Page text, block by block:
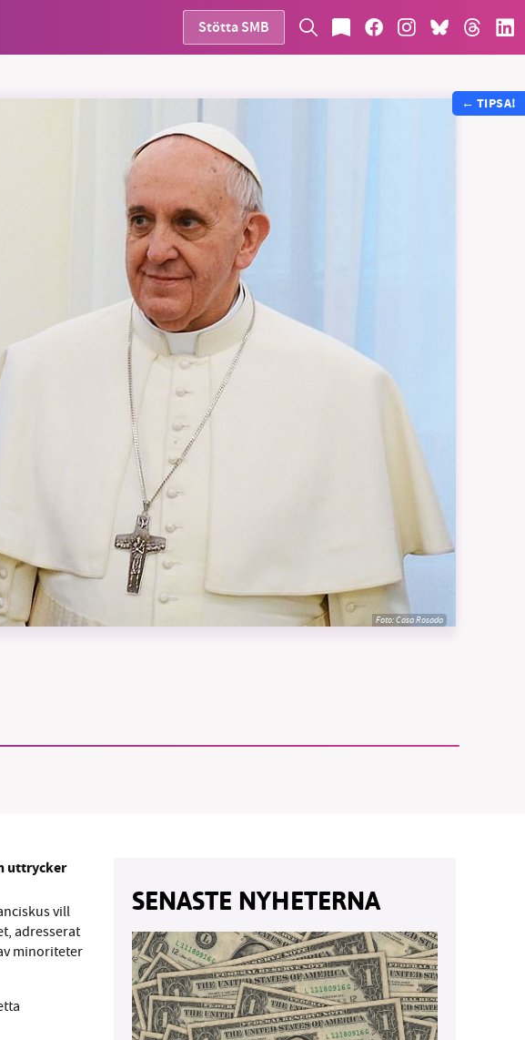
Stötta SMB
Foto:Casa Rosada
uttrycker
vill
adresserat
minoriteter
SENASTE NYHETERNA
← TIPSA!
2010 har vår
genom
vårt arbete –
oss.
slant till